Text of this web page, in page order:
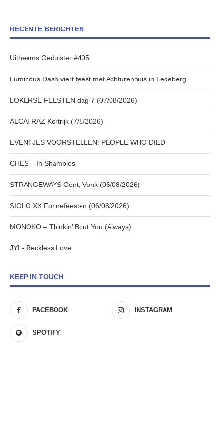
RECENTE BERICHTEN
Uitheems Geduister #405
Luminous Dash viert feest met Achturenhuis in Ledeberg
LOKERSE FEESTEN dag 7 (07/08/2026)
ALCATRAZ Kortrijk (7/8/2026)
EVENTJES VOORSTELLEN: PEOPLE WHO DIED
CHES – In Shambles
STRANGEWAYS Gent, Vonk (06/08/2026)
SIGLO XX Fonnefeesten (06/08/2026)
MONOKO – Thinkin’ Bout You (Always)
JYL- Reckless Love
KEEP IN TOUCH
FACEBOOK INSTAGRAM
SPOTIFY